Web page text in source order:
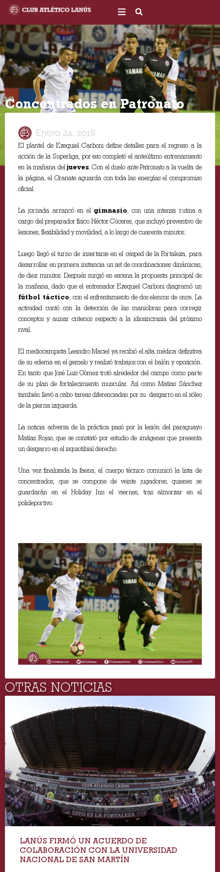
contenido
Concentrados en Patronato
Enero 24, 2018
El plantel de Ezequiel Carboni define detalles para el regreso a la
acción de la Superliga, por eso completó el anteúltimo entrenamiento
en la mañana deljueves. Con el duelo ante Patronato a la vuelta de
la página, el Granate aguarda con toda las energías el compromiso
oficial.
La jornada arrancó en el gimnasio, con una intensa rutina a
cargo del preparador físico Héctor Cóceres, que incluyó preventivo de
lesiones, flexibilidad y movilidad, a lo largo de cuarenta minutos.
Luego llegó el turno de insertarse en el césped de la Fortaleza, para
desarrollar en primera instancia un set de coordinaciones dinámicas,
de diez minutos. Después surgió en escena la propuesta principal de
la mañana, dado que el entrenador Ezequiel Carboni diagramó un
fútbol táctico, con el enfrentamiento de dos elencos de once. La
actividad contó con la detección de las maniobras para corregir
conceptos y aunar criterios respecto a la idiosincrasia del próximo
rival.
El mediocampista Leandro Maciel ya recibió el alta médica definitiva
de su edema en el gemelo y realizó trabajos con el balón y oposición.
En tanto que José Luis Gómez trotó alrededor del campo como parte
de su plan de fortalecimiento muscular. Así como Matías Sánchez
también llevó a cabo tareas diferenciadas por su desgarro en el sóleo
de la pierna izquierda.
La noticia adversa de la práctica pasó por la lesión del paraguayo
Matías Rojas, que se constató por estudio de imágenes que presenta
un desgarro en el isquiotibial derecho.
Una vez finalizada la faena, el cuerpo técnico comunicó la lista de
concentrados, que se compone de veinte jugadores, quienes se
guardarán en el Holiday Inn el viernes, tras almorzar en el
polideportivo.
OTRAS NOTICIAS
LANÚS FIRMÓ UN ACUERDO DE
COLABORACIÓN CON LA UNIVERSIDAD
NACIONAL DE SAN MARTÍN